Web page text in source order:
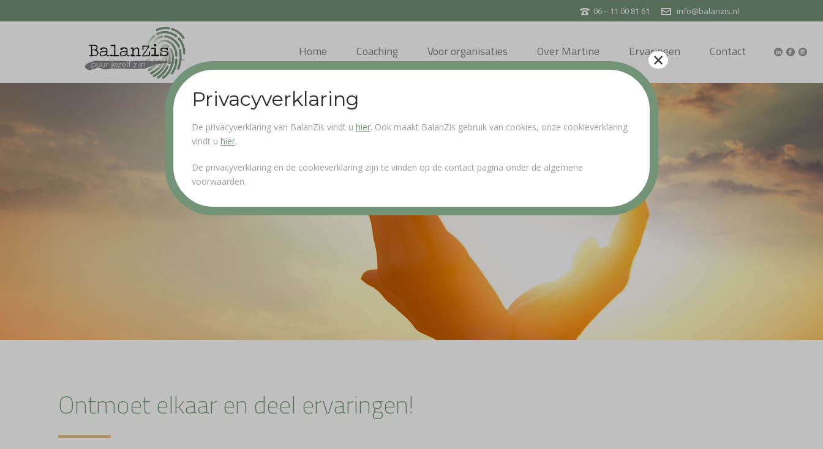
06 – 11 00 81 61 info@balanzis.nl
Home Coaching Voor organisaties Over Martine Ervaringen Contact
Ontmoet elkaar en deel ervaringen!
Privacyverklaring
De privacyverklaring van BalanZis vindt u hier. Ook maakt BalanZis gebruik van cookies, onze cookieverklaring
vindt u hier.
De privacyverklaring en de cookieverklaring zijn te vinden op de contact pagina onder de algemene
voorwaarden.
×